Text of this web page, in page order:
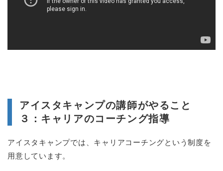
アイスタキャンプの講師がやること
３：キャリアのコーチング指導
アイスタキャンプでは、キャリアコーチングという制度を
用意しています。